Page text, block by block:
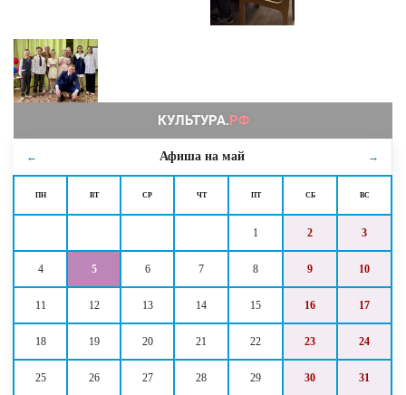
← Афиша на май →
ПН ВТ СР ЧТ ПТ СБ ВС
1 2 3
4 5 6 7 8 9 10
11 12 13 14 15 16 17
18 19 20 21 22 23 24
25 26 27 28 29 30 31